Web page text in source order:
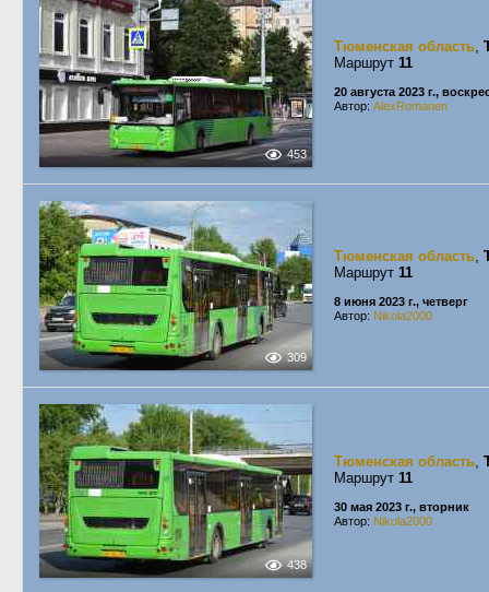
453
Тюменская область,
Маршрут 11
20 августа 2023 г.,
Автор: AlexRomanen
309
Тюменская область,
Маршрут 11
8 июня 2023 г., четверг
Автор: Nikola2000
438
Тюменская область,
Маршрут 11
30 мая 2023 г., вторник
Автор: Nikola2000